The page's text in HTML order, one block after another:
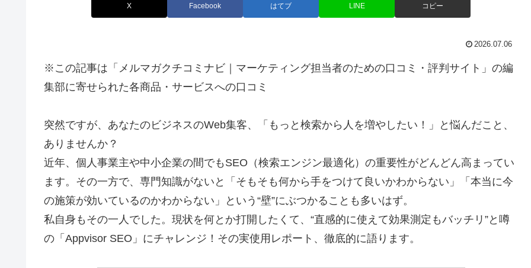
X Facebook はてブ LINE コピー
2026.07.06
※この記事は「メルマガクチコミナビ｜マーケティング担当者のための口コミ・評判サイト」の編
集部に寄せられた各商品・サービスへの口コミ
突然ですが、あなたのビジネスのWeb集客、「もっと検索から人を増やしたい！」と悩んだこと、
ありませんか？
近年、個人事業主や中小企業の間でもSEO（検索エンジン最適化）の重要性がどんどん高まってい
ます。その一方で、専門知識がないと「そもそも何から手をつけて良いかわからない」「本当に今
の施策が効いているのかわからない」という“壁”にぶつかることも多いはず。
私自身もその一人でした。現状を何とか打開したくて、“直感的に使えて効果測定もバッチリ”と噂
の「Appvisor SEO」にチャレンジ！その実使用レポート、徹底的に語ります。